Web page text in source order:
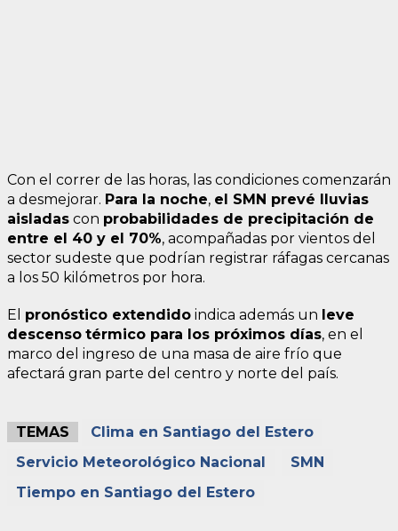
Con el correr de las horas, las condiciones comenzarán
a desmejorar. Para la noche, el SMN prevé lluvias
aisladas con probabilidades de precipitación de
entre el 40 y el 70%, acompañadas por vientos del
sector sudeste que podrían registrar ráfagas cercanas
a los 50 kilómetros por hora.
El pronóstico extendido indica además un leve
descenso térmico para los próximos días, en el
marco del ingreso de una masa de aire frío que
afectará gran parte del centro y norte del país.
TEMAS
Clima en Santiago del Estero
Servicio Meteorológico Nacional
SMN
Tiempo en Santiago del Estero